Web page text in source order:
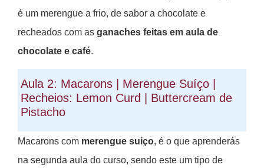
é um merengue a frio, de sabor a chocolate e
recheados com as ganaches feitas em aula de
chocolate e café.
Aula 2: Macarons | Merengue Suíço |
Recheios: Lemon Curd | Buttercream de
Pistacho
Macarons com merengue suiço, é o que aprenderás
na segunda aula do curso, sendo este um tipo de